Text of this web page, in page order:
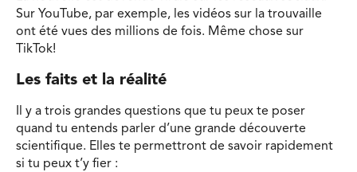
Sur YouTube, par exemple, les vidéos sur la trouvaille
ont été vues des millions de fois. Même chose sur
TikTok!
Les faits et la réalité
Il y a trois grandes questions que tu peux te poser
quand tu entends parler d’une grande découverte
scientifique. Elles te permettront de savoir rapidement
si tu peux t’y fier :